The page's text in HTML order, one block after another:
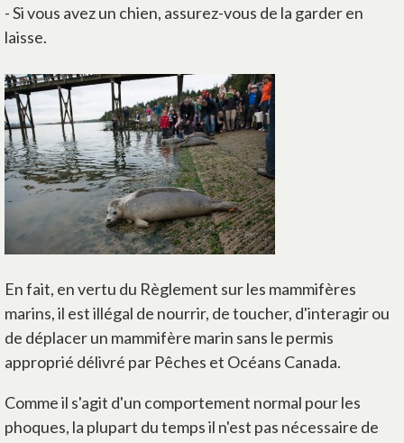
- Si vous avez un chien, assurez-vous de la garder en
laisse.
En fait, en vertu du Règlement sur les mammifères
marins, il est illégal de nourrir, de toucher, d'interagir ou
de déplacer un mammifère marin sans le permis
approprié délivré par Pêches et Océans Canada.
Comme il s'agit d'un comportement normal pour les
phoques, la plupart du temps il n'est pas nécessaire de